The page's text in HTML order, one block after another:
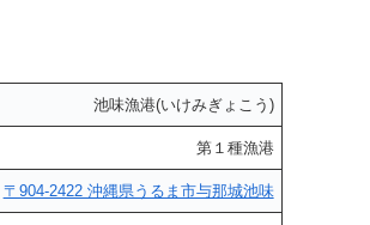
池味漁港(いけみぎょこう)
第１種漁港
〒904-2422 沖縄県うるま市与那城池味